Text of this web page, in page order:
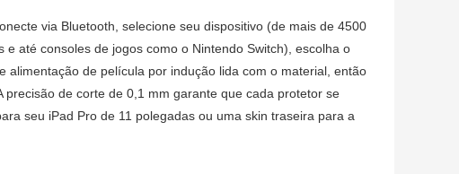
via Bluetooth, selecione seu dispositivo (de mais de 4500
até consoles de jogos como o Nintendo Switch), escolha o
alimentação de película por indução lida com o material, então
de corte de 0,1 mm garante que cada protetor se
seu iPad Pro de 11 polegadas ou uma skin traseira para a